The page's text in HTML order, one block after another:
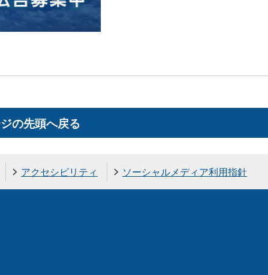
の先頭へ戻る
アクセシビリティ ソーシャルメディア利用指針